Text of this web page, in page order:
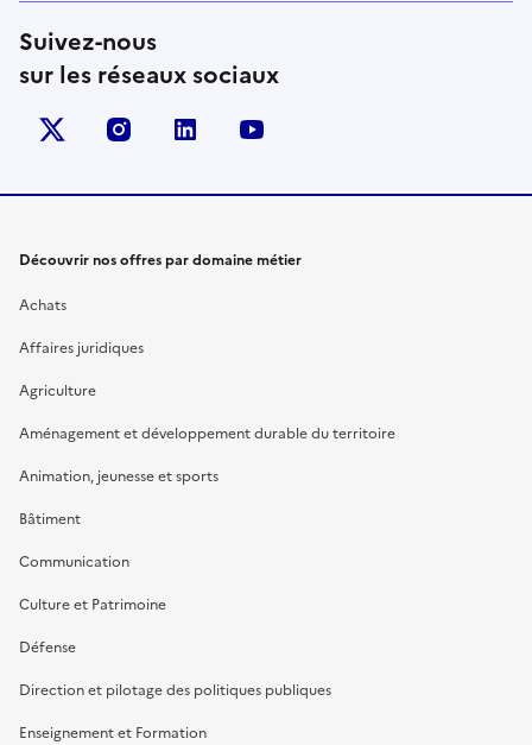
Suivez-nous
sur les réseaux sociaux
X (anciennement Twitter)
instagramlinkedin
Découvrir nos offres par domaine métier
Achats
Affaires juridiques
Agriculture
Aménagement et développement durable du territoire
Animation, jeunesse et sports
Bâtiment
Communication
Culture et Patrimoine
Défense
Direction et pilotage des politiques publiques
Enseignement et Formation